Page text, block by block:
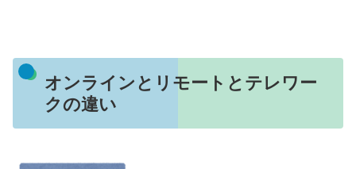
オンラインとリモートとテレワー
クの違い